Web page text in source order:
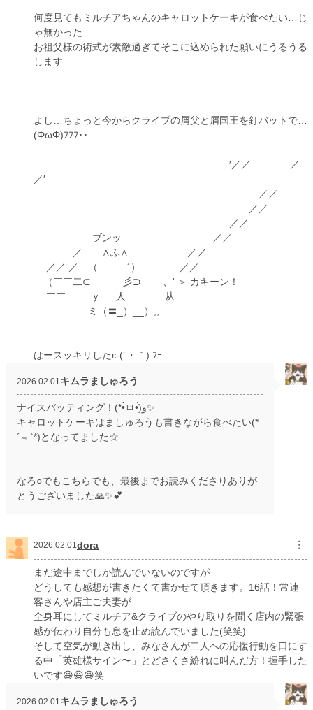
何度見てもミルチアちゃんのキャロットケーキが食べたい…じ
ゃ無かった
お祖父様の術式が素敵過ぎてそこに込められた願いにうるうる
します
よし…ちょっと今からクライブの屑父と屑国王を釘バットで…
(ΦωΦ)ﾌﾌﾌ･･
′／／ ／
／′
／／
／／
／／
ブンッ ／／
／ ∧ふ∧ ／／
／／ ／ （ ´） ／／
（￣￣二⊂ 彡⊃ ‘ 、' ＞ カキーン！
￣￣ ｙ 人 从
ミ（〓_）__）,,
はースッキリしたε-(´・｀) ﾌｰ
2026.02.01 キムラましゅろう
ナイスバッティング！(*•̀ㅂ•́)و✨
キャロットケーキはましゅろうも書きながら食べたい(*
´﹃`*)となってました☆
なろ○でもこちらでも、最後までお読みくださりありが
とうございました🙏✨💕
2026.02.01dora ︙
まだ途中までしか読んでいないのですが
どうしても感想が書きたくて書かせて頂きます。16話！常連
客さんや店主ご夫妻が
全身耳にしてミルチア&クライブのやり取りを聞く店内の緊張
感が伝わり自分も息を止め読んでいました(笑笑)
そして空気が動き出し、みなさんが二人への応援行動を口にす
る中「英雄様サイン〜」とどさくさ紛れに叫んだ方！握手した
いです😆😆😆笑
2026.02.01 キムラましゅろう